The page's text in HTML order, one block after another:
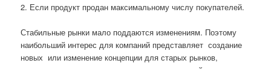
2. Если продукт продан максимальному числу покупателей.
Стабильные рынки мало поддаются изменениям. Поэтому
наибольший интерес для компаний представляет создание
новых или изменение концепции для старых рынков,